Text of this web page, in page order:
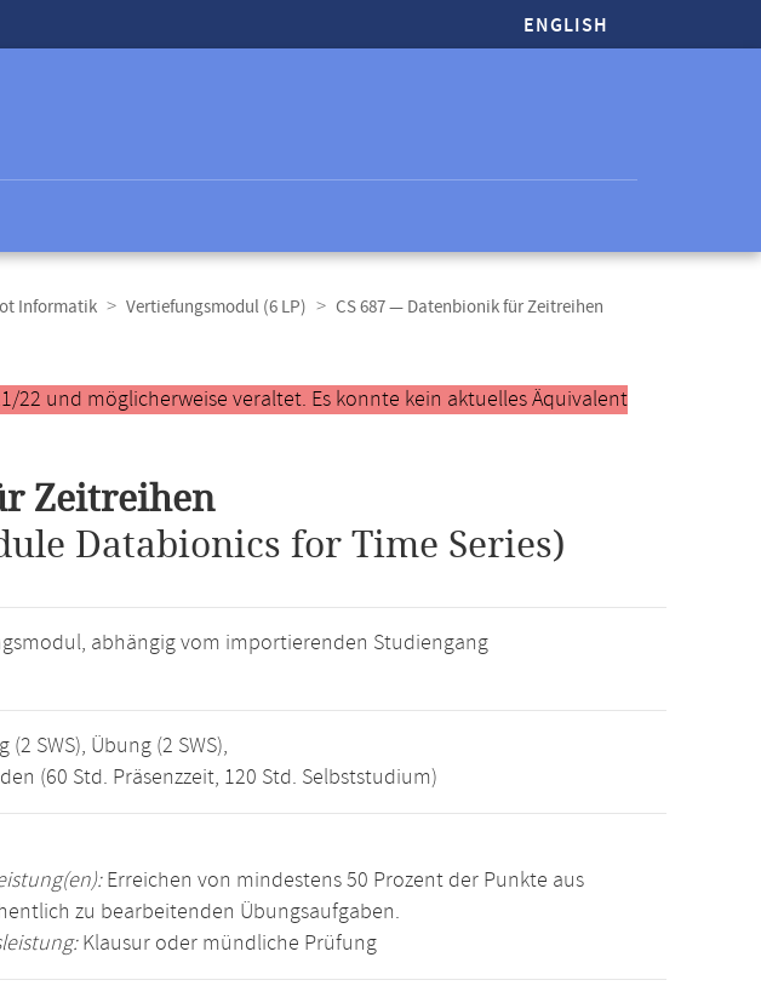
ENGLISH
Informatik Vertiefungsmodul (6 LP) CS 687 — Datenbionik für Zeitreihen
22 und möglicherweise veraltet. Es konnte kein aktuelles Äquivalent
Zeitreihen
Databionics for Time Series)
abhängig vom importierenden Studiengang
(2 SWS), Übung (2 SWS),
(60 Std. Präsenzzeit, 120 Std. Selbststudium)
Erreichen von mindestens 50 Prozent der Punkte aus
zu bearbeitenden Übungsaufgaben.
Klausur oder mündliche Prüfung